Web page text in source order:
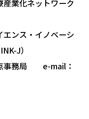
化ネットワーク
ス・イノベーシ
J）
事務局 e-mail：